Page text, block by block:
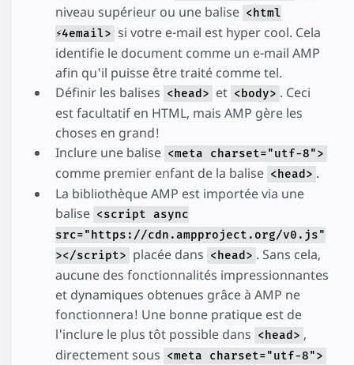
niveau supérieur ou une balise <html
⚡4email> si votre e-mail est hyper cool. Cela
identifie le document comme un e-mail AMP
afin qu'il puisse être traité comme tel.
Définir les balises <head> et <body> . Ceci
est facultatif en HTML, mais AMP gère les
choses en grand!
Inclure une balise <meta charset="utf-8">
comme premier enfant de la balise <head> .
La bibliothèque AMP est importée via une
balise <script async
src="https://cdn.ampproject.org/v0.js"
></script> placée dans <head> . Sans cela,
aucune des fonctionnalités impressionnantes
et dynamiques obtenues grâce à AMP ne
fonctionnera! Une bonne pratique est de
l'inclure le plus tôt possible dans <head> ,
directement sous <meta charset="utf-8">